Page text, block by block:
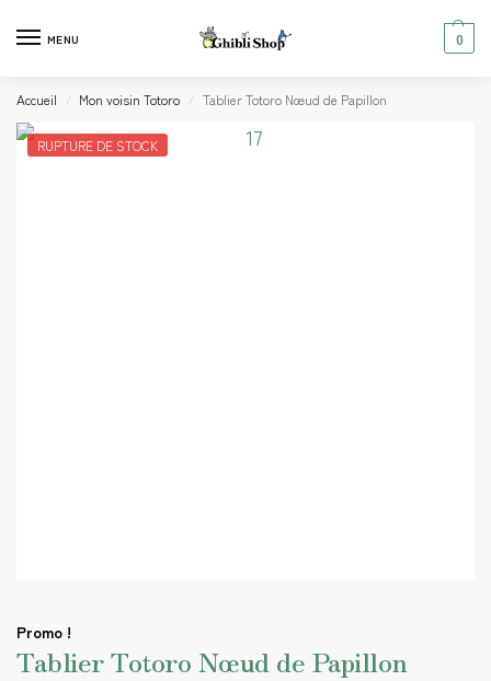
MENU 0
Accueil / Mon voisin Totoro / Tablier Totoro Nœud de Papillon
RUPTURE DE STOCK
Promo !
Tablier Totoro Nœud de Papillon